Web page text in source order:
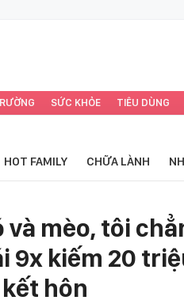
SỨC KHỎE TIÊU DÙNG
HOT FAMILY CHỮA LÀNH
mèo, tôi
9x kiếm 20
hôn